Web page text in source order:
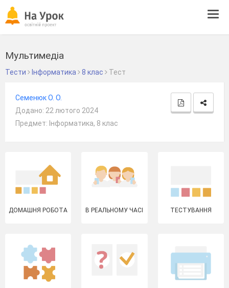
Мультимедіа
Тести Інформатика 8 клас Тест
Семенюк О. О.
Додано: 22 лютого 2024
Предмет: Інформатика, 8 клас
ДОМАШНЯ РОБОТА В РЕАЛЬНОМУ ЧАСІ ТЕСТУВАННЯ